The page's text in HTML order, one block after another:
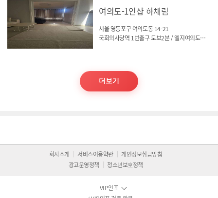
여의도-1인샵 하채림
서울 영등포구 여의도동 14-21
국회의사당역 1번출구 도보2분 / 엘지여의도에클라트
더보기
회사소개 서비스이용약관
개인정보취급방침
광고운영정책
청소년보호정책
VIP인포